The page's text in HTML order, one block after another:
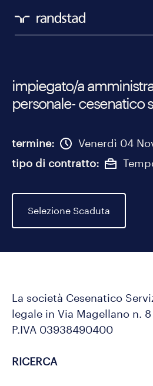
impiegato/a
personale- cesenatico
termine
Venerdì 04
tipo di contratto
Selezione Scaduta
La società Cesenatico
legale in Via Magellano n. 8
P.IVA 03938490400
RICERCA